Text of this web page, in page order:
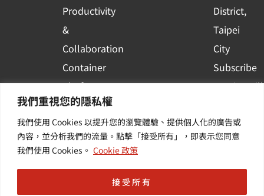
我們重視您的隱私權
我們使用 Cookies 以提升您的瀏覽體驗、提供個人化的廣告或
內容，並分析我們的流量。點擊「接受所有」，即表示您同意
我們使用 Cookies。 Cookie 政策
接受所有
Productivity
&
Collaboration
Container
Platform
Applications
Others /
Value-
District,
Taipei
City
Subscribe
to WingWill
the latest
event and